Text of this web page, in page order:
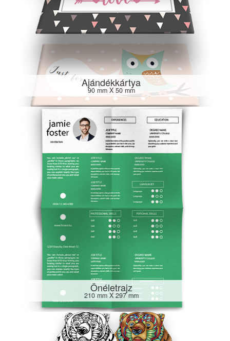
Ajándékkártya
90 mm X 50 mm
Önéletrajz
210 mm X 297 mm